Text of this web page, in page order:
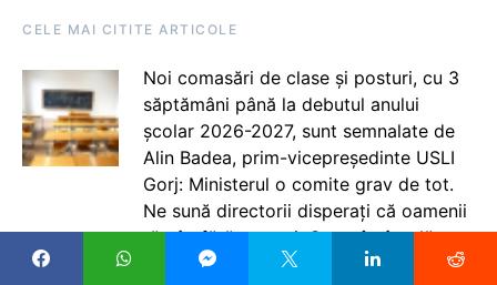
CELE MAI CITITE ARTICOLE
Noi comasări de clase și posturi, cu 3
săptămâni până la debutul anului
școlar 2026-2027, sunt semnalate de
Alin Badea, prim-vicepreședinte USLI
Gorj: Ministerul o comite grav de tot.
Ne sună directorii disperați că oamenii
rămân fără posturi. Ce se întâmplă cu
învățătorii, cu educatorii?